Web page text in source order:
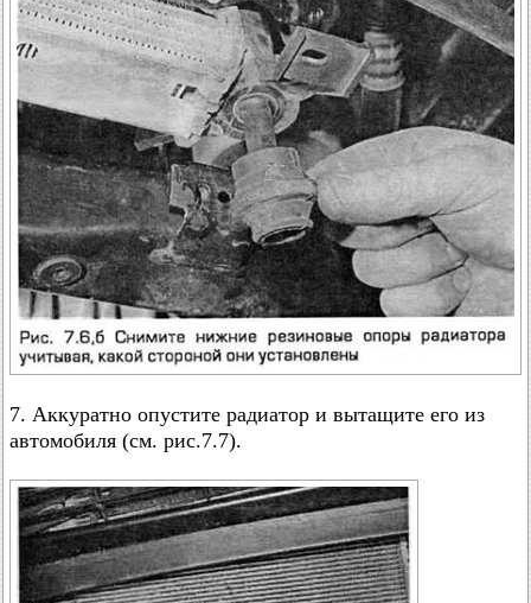
7. Аккуратно опустите радиатор и вытащите его из
автомобиля (см. рис.7.7).